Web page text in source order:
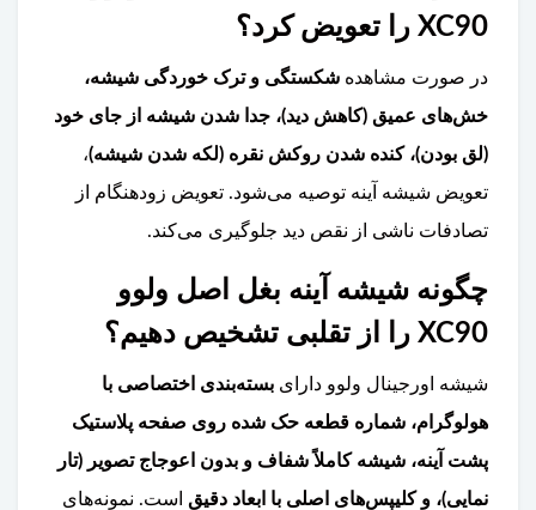
XC90 را تعویض کرد؟
در صورت مشاهده شکستگی و ترک خوردگی شیشه،
خش‌های عمیق (کاهش دید)، جدا شدن شیشه از جای خود
(لق بودن)، کنده شدن روکش نقره (لکه شدن شیشه)،
تعویض شیشه آینه توصیه می‌شود. تعویض زودهنگام از
تصادفات ناشی از نقص دید جلوگیری می‌کند.
چگونه شیشه آینه بغل اصل ولوو
XC90 را از تقلبی تشخیص دهیم؟
شیشه اورجینال ولوو دارای بسته‌بندی اختصاصی با
هولوگرام، شماره قطعه حک شده روی صفحه پلاستیک
پشت آینه، شیشه کاملاً شفاف و بدون اعوجاج تصویر (تار
نمایی)، و کلیپس‌های اصلی با ابعاد دقیق است. نمونه‌های